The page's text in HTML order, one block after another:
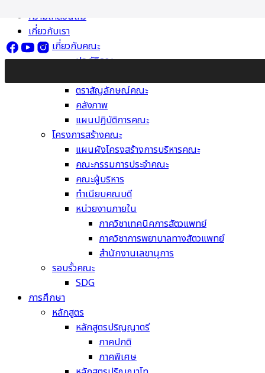
Skip
content
ความเคลื่อนไหว
เกี่ยวกับเรา
เกี่ยวกับคณะ
ประวัติคณะ
ตราสัญลักษณ์คณะ
คลังภาพ
แผนปฏิบัติการคณะ
โครงการสร้างคณะ
แผนผังโครงสร้างการบริหารคณะ
คณะกรรมการประจำคณะ
คณะผู้บริหาร
ทำเนียบคณบดี
หน่วยงานภายใน
ภาควิชาเทคนิคการสัตวแพทย์
ภาควิชาการพยาบาลทางสัตวแพทย์
สำนักงานเลขานุการ
รอบรั้วคณะ
SDG
การศึกษา
หลักสูตร
หลักสูตรปริญญาตรี
ภาคปกติ
ภาคพิเศษ